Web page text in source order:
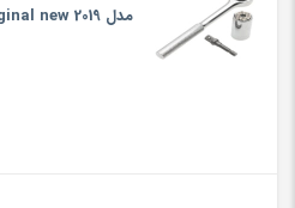
مدل original new 2019